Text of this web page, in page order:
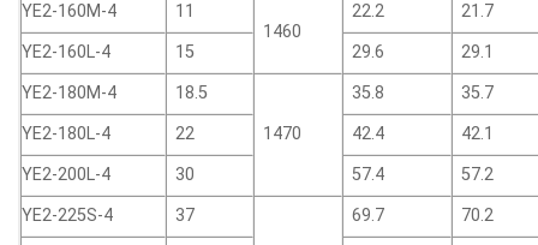
YE2-160M-4
11
1460
22.2
21.7
YE2-160L-4
15 29.6
29.1
YE2-180M-4
18.5
1470
35.8
35.7
YE2-180L-4
22 42.4
42.1
YE2-200L-4
30 57.4
57.2
YE2-225S-4
37 69.7
70.2